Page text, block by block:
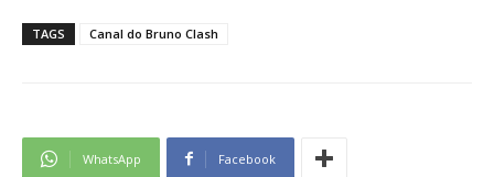
TAGS Canal do Bruno Clash
WhatsApp Facebook